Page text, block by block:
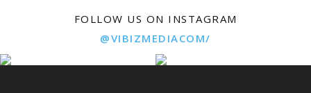
FOLLOW US ON INSTAGRAM
@VIBIZMEDIACOM/